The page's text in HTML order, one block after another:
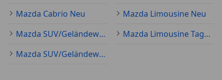
Mazda Cabrio Neu
Mazda Limousine Neu
Mazda SUV/Geländewagen/Pickup Neu
Mazda Limousine Tageszulassung
Mazda SUV/Geländewagen/Pickup Tageszulassung